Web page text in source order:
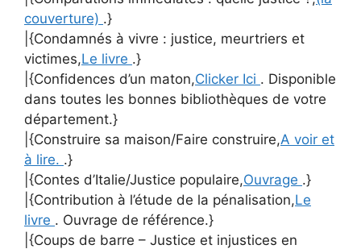
couverture) .}
|{Condamnés à vivre : justice, meurtriers et
victimes,Le livre .}
|{Confidences d’un maton,Clicker Ici . Disponible
dans toutes les bonnes bibliothèques de votre
département.}
|{Construire sa maison/Faire construire,A voir et
à lire. .}
|{Contes d’Italie/Justice populaire,Ouvrage .}
|{Contribution à l’étude de la pénalisation,Le
livre . Ouvrage de référence.}
|{Coups de barre – Justice et injustices en